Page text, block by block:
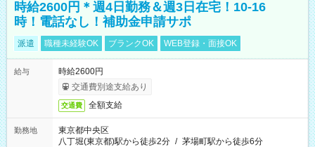
時給2600円＊週4日勤務＆週3日在宅！10-16
時！電話なし！補助金申請サポ
派遣 職種未経験OK ブランクOK WEB登録・面接OK
給与
時給2600円
交通費別途支給あり
交通費 全額支給
勤務地
東京都中央区
八丁堀(東京都)駅から徒歩2分 / 茅場町駅から徒歩6分